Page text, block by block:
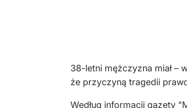
38-letni mężczyzna miał –
że przyczyną tragedii
Według informacji gazety